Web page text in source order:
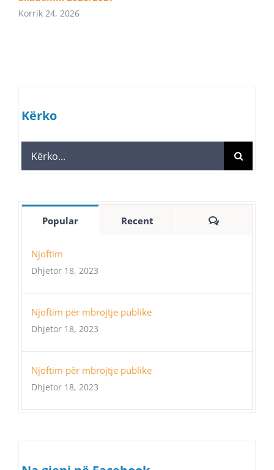
Korrik 24, 2026
Kërko
Search
for:
Popular Recent Comments
Njoftim
Dhjetor 18, 2023
Njoftim për mbrojtje publike
Dhjetor 18, 2023
Njoftim për mbrojtje publike
Dhjetor 18, 2023